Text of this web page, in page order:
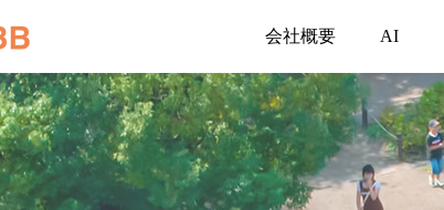
会社概要 AI